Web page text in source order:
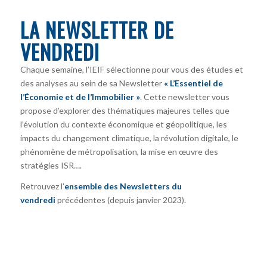
LA NEWSLETTER DE
VENDREDI
Chaque semaine, l’IEIF sélectionne pour vous des études et
des analyses au sein de sa Newsletter « L’Essentiel de
l’Économie et de l’Immobilier ». Cette newsletter vous
propose d’explorer des thématiques majeures telles que
l’évolution du contexte économique et géopolitique, les
impacts du changement climatique, la révolution digitale, le
phénomène de métropolisation, la mise en œuvre des
stratégies ISR….
Retrouvez l’ensemble des Newsletters du
vendredi précédentes (depuis janvier 2023).